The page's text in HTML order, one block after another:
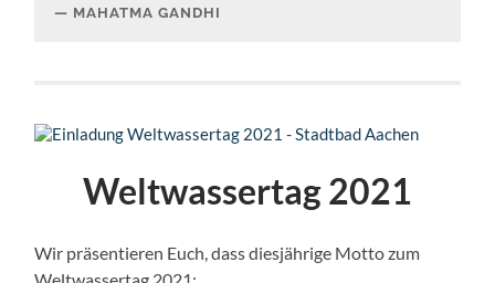
MAHATMA GANDHI
Weltwassertag 2021
Wir präsentieren Euch, dass diesjährige Motto zum
Weltwassertag 2021: